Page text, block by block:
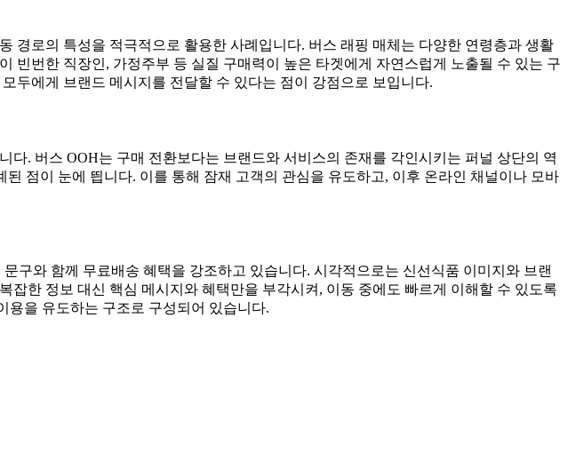
경로의 특성을 적극적으로 활용한 사례입니다. 버스 래핑 매체는 다양한 연령층과 생활
빈번한 직장인, 가정주부 등 실질 구매력이 높은 타겟에게 자연스럽게 노출될 수 있는 구
두에게 브랜드 메시지를 전달할 수 있다는 점이 강점으로 보입니다.
. 버스 OOH는 구매 전환보다는 브랜드와 서비스의 존재를 각인시키는 퍼널 상단의 역
점이 눈에 띕니다. 이를 통해 잠재 고객의 관심을 유도하고, 이후 온라인 채널이나 모바
구와 함께 무료배송 혜택을 강조하고 있습니다. 시각적으로는 신선식품 이미지와 브랜
한 정보 대신 핵심 메시지와 혜택만을 부각시켜, 이동 중에도 빠르게 이해할 수 있도록
용을 유도하는 구조로 구성되어 있습니다.